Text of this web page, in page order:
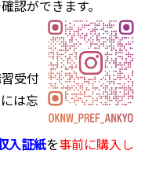
認ができます。
受付
は忘
入証紙を事前に購入し